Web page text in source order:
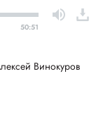
50:51
Винокуров